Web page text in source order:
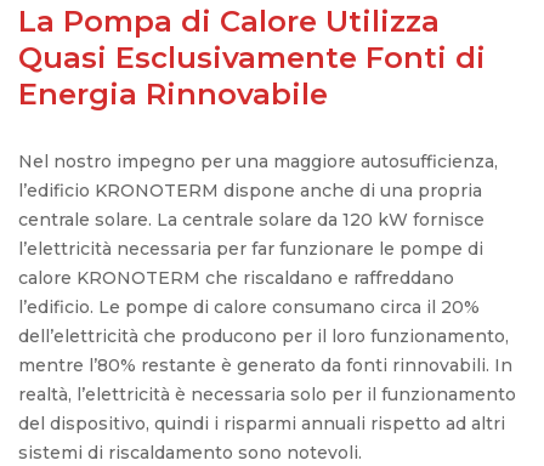
La Pompa di Calore Utilizza
Quasi Esclusivamente Fonti di
Energia Rinnovabile
Nel nostro impegno per una maggiore autosufficienza,
l’edificio KRONOTERM dispone anche di una propria
centrale solare. La centrale solare da 120 kW fornisce
l’elettricità necessaria per far funzionare le pompe di
calore KRONOTERM che riscaldano e raffreddano
l’edificio. Le pompe di calore consumano circa il 20%
dell’elettricità che producono per il loro funzionamento,
mentre l’80% restante è generato da fonti rinnovabili. In
realtà, l’elettricità è necessaria solo per il funzionamento
del dispositivo, quindi i risparmi annuali rispetto ad altri
sistemi di riscaldamento sono notevoli.